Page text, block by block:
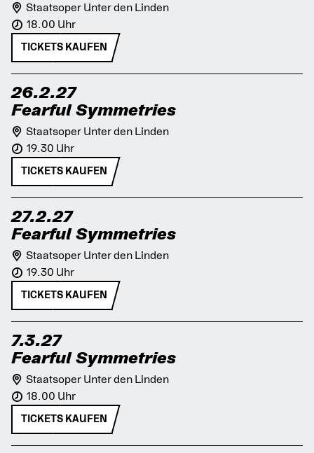
Staatsoper Unter den Linden
18.00 Uhr
TICKETS KAUFEN
26.2.27
Fearful Symmetries
Staatsoper Unter den Linden
19.30 Uhr
TICKETS KAUFEN
27.2.27
Fearful Symmetries
Staatsoper Unter den Linden
19.30 Uhr
TICKETS KAUFEN
7.3.27
Fearful Symmetries
Staatsoper Unter den Linden
18.00 Uhr
TICKETS KAUFEN